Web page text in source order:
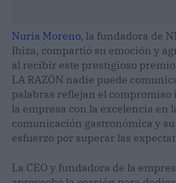
Nuria Moreno, la fundadora de
Ibiza, compartió su emoción y
al recibir este prestigioso
LA RAZÓN nadie puede
palabras reflejan el compromiso
la empresa con la excelencia en
comunicación gastronómica y
esfuerzo por superar las
La CEO y fundadora de la